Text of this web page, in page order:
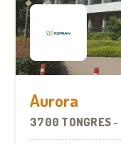
Aurora
3700 TONGRES -